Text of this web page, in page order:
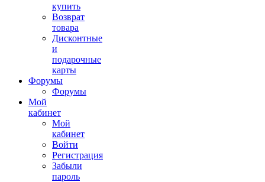
купить
Возврат
товара
Дисконтные
и
подарочные
карты
Форумы
Форумы
Мой
кабинет
Мой
кабинет
Войти
Регистрация
Забыли
пароль